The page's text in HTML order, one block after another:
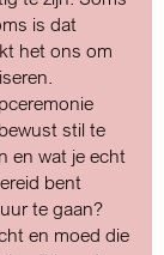
is dat
het ons om
stil te
en wat je echt
bent
te gaan?
en moed die